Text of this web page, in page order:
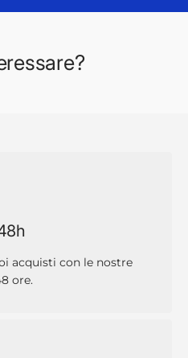
acquisti con le nostre
ore.